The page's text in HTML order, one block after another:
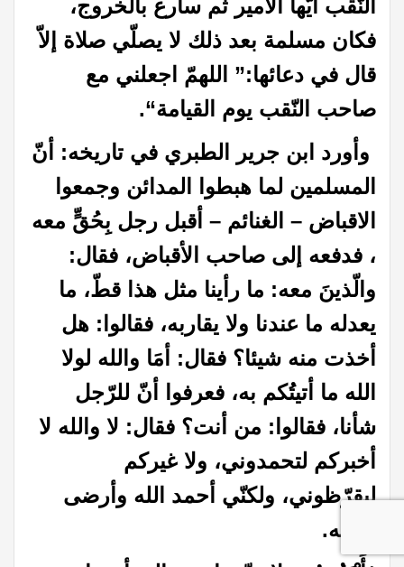
النّقب أيّها الأمير ثم سارع بالخروج،
فكان مسلمة بعد ذلك لا يصلّي صلاة إلاّ
قال في دعائها:” اللهمّ اجعلني مع
صاحب النّقب يوم القيامة“.
وأورد ابن جرير الطبري في تاريخه: أنّ
المسلمين لما هبطوا المدائن وجمعوا
الاقباض – الغنائم – أقبل رجل بِحُقٍّ معه
، فدفعه إلى صاحب الأقباض، فقال:
والّذينَ معه: ما رأينا مثل هذا قطّ، ما
يعدله ما عندنا ولا يقاربه، فقالوا: هل
أخذت منه شيئا؟ فقال: أمَا والله لولا
الله ما أتيتُكم به، فعرفوا أنّ للرّجل
شأنا، فقالوا: من أنت؟ فقال: لا والله لا
أخبركم لتحمدوني، ولا غيركم
ليقرّظوني، ولكنّي أحمد الله وأرضى
بثوابه.